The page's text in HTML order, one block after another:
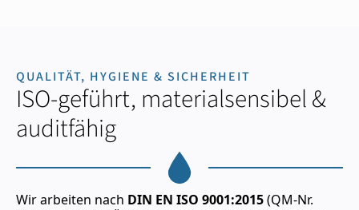
QUALITÄT, HYGIENE & SICHERHEIT
ISO-geführt, materialsensibel &
auditfähig
Wir arbeiten nach DIN EN ISO 9001:2015(QM-Nr.